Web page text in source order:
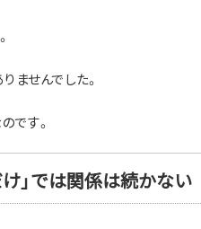
ませんでした。
です。
」では関係は続かない